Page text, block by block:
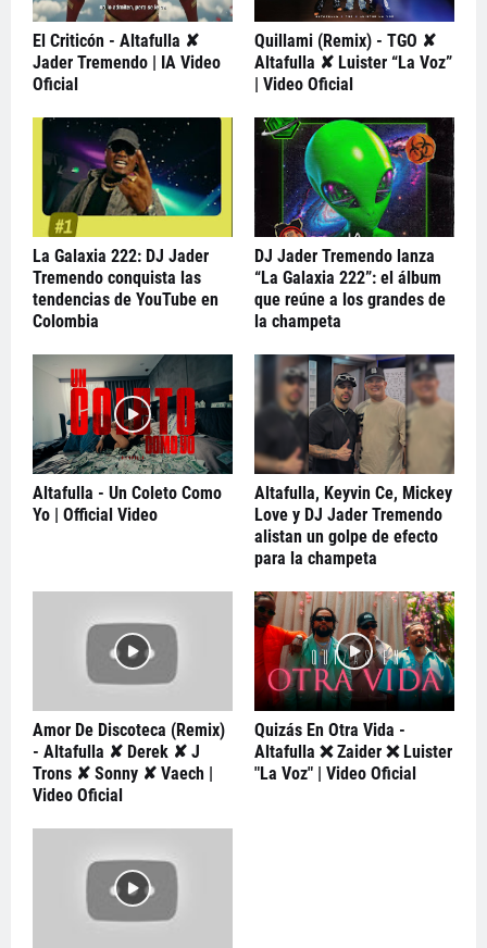
El Criticón - Altafulla ✘
Jader Tremendo | IA Video
Oficial
Quillami (Remix) - TGO ✘
Altafulla ✘ Luister “La Voz”
| Video Oficial
La Galaxia 222: DJ Jader
Tremendo conquista las
tendencias de YouTube en
Colombia
DJ Jader Tremendo lanza
“La Galaxia 222”: el álbum
que reúne a los grandes de
la champeta
Altafulla - Un Coleto Como
Yo | Official Video
Altafulla, Keyvin Ce, Mickey
Love y DJ Jader Tremendo
alistan un golpe de efecto
para la champeta
Amor De Discoteca (Remix)
- Altafulla ✘ Derek ✘ J
Trons ✘ Sonny ✘ Vaech |
Video Oficial
Quizás En Otra Vida -
Altafulla ❌ Zaider ❌ Luister
"La Voz" | Video Oficial